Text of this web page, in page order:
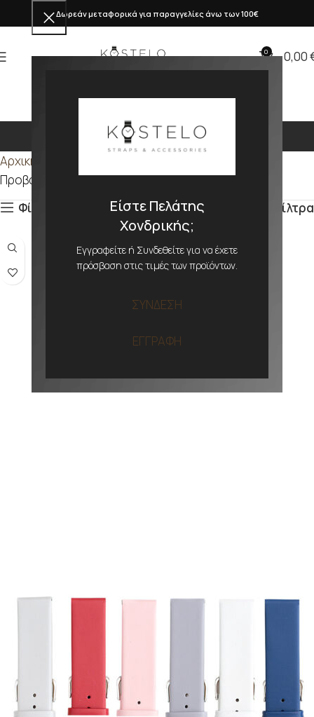
Είστε Πελάτης
Χονδρικής;
Εγγραφείτε ή Συνδεθείτε για να έχετε
πρόσβαση στις τιμές των προϊόντων.
ΣΥΝΔΕΣΗ
ΕΓΓΡΑΦΗ
Δωρεάν μεταφορικά για παραγγελίες άνω των 100€
0 0,00
3.3mm
Αρχική σελίδα
Προβάλλονται όλα - 7 αποτελέσματα
Φίλτρα
Φίλτρα